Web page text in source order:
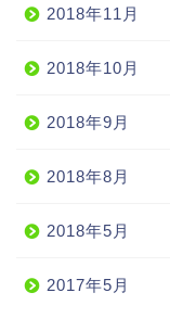
2018年11月
2018年10月
2018年9月
2018年8月
2018年5月
2017年5月